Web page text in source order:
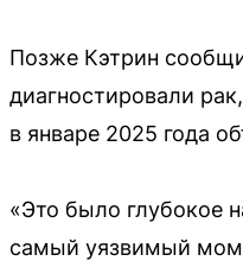
Позже Кэтрин
диагностировали
в январе 2025 года
«Это было глубокое
самый уязвимый